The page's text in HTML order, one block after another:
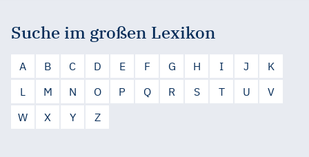
Suche im großen Lexikon
A B C D E F G H I J
K
L
M N O P Q R S T U
V
W
X Y Z